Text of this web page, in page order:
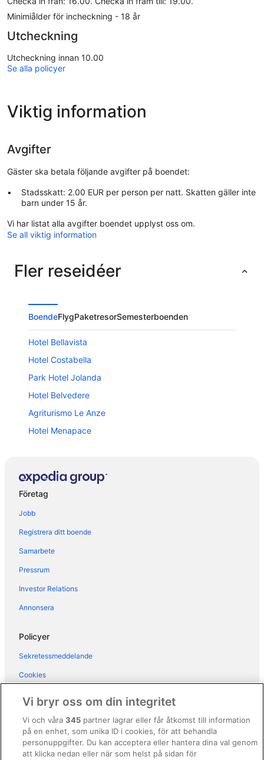
Minimiålder för incheckning - 18 år
Utcheckning
Utcheckning innan 10.00
Se alla policyer
Viktig information
Avgifter
Gäster ska betala följande avgifter på boendet:
Stadsskatt: 2.00 EUR per person per natt. Skatten gäller inte
barn under 15 år.
Vi har listat alla avgifter boendet upplyst oss om.
Se all viktig information
Fler reseidéer
BoendeFlygPaketresorSemesterboenden
Hotel Bellavista
Hotel Costabella
Park Hotel Jolanda
Hotel Belvedere
Agriturismo Le Anze
Hotel Menapace
Villa Karin With Pool
Bike Hotel La Perla
Hotel Remàt
Hotel Royal
Residenza Olivo
Poiano Garda Resort Hotel
Hotel Conca D'Oro
Hotel Regina Adelaide
Hotel DEPENDANCE SILVESTRO
Hotel Bisesti
Pinamonte
Företag
Jobb
Registrera ditt boende
Samarbete
Pressrum
Investor Relations
Annonsera
Policyer
Sekretessmeddelande
Cookies
Regler och villkor för Vrbo
Tillgänglighetsanpassning
Vi bryr oss om din integritet
Vi och våra345 partner lagrar eller får åtkomst till information
på en enhet, som unika ID i cookies, för att behandla
personuppgifter. Du kan acceptera eller hantera dina val genom
att klicka nedan eller när som helst på sidan för